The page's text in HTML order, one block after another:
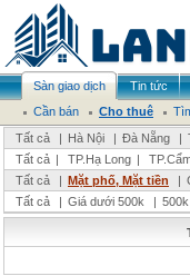
Sàn giao dịch Tin tức
Cần bán
Cho thuê
Tất cả
| Hà Nội | Đà Nẵng |
Tất cả | TP.Hạ Long |
Tất cả
| Mặt phố, Mặt tiền |
Tất cả
| Giá dưới 500k |